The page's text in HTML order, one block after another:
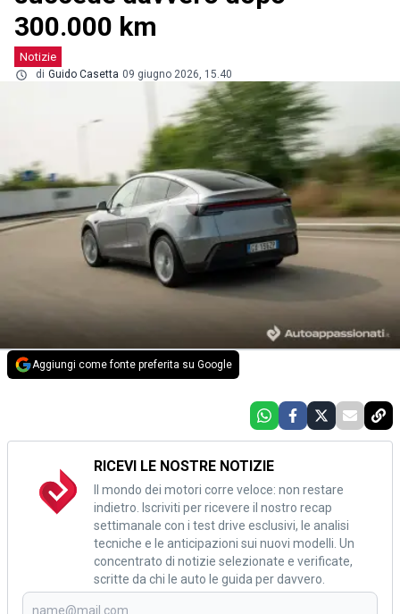
300.000 km
Notizie
di Guido Casetta 09 giugno 2026, 15.40
Aggiungi come fonte preferita su Google
RICEVI LE NOSTRE NOTIZIE
Il mondo dei motori corre veloce: non restare
indietro. Iscriviti per ricevere il nostro recap
settimanale con i test drive esclusivi, le analisi
tecniche e le anticipazioni sui nuovi modelli. Un
concentrato di notizie selezionate e verificate,
scritte da chi le auto le guida per davvero.